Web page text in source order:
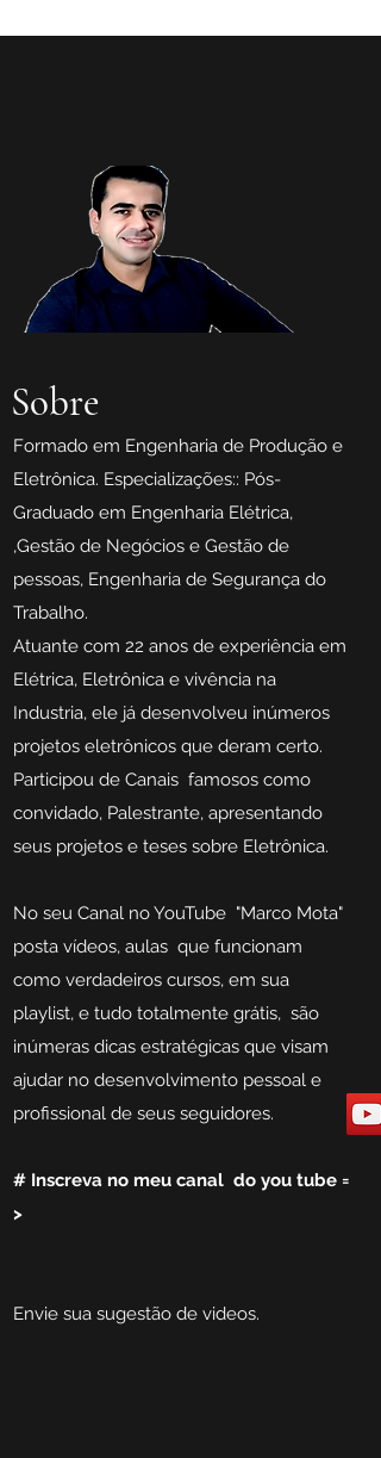
Sobre
Formado em Engenharia de Produção e
Eletrônica. Especializações:: Pós-
Graduado em Engenharia Elétrica,
,Gestão de Negócios e Gestão de
pessoas, Engenharia de Segurança do
Trabalho.
Atuante com 22 anos de experiência em
Elétrica, Eletrônica e vivência na
Industria, ele já desenvolveu inúmeros
projetos eletrônicos que deram certo.
Participou de Canais famosos como
convidado, Palestrante, apresentando
seus projetos e teses sobre Eletrônica.
No seu Canal no YouTube "Marco Mota"
posta vídeos, aulas que funcionam
como verdadeiros cursos, em sua
playlist, e tudo totalmente grátis, são
inúmeras dicas estratégicas que visam
ajudar no desenvolvimento pessoal e
profissional de seus seguidores.
# Inscreva no meu canal do you tube =
>
Envie sua sugestão de videos.